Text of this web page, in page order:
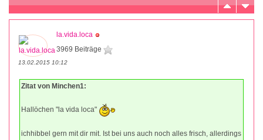
la.vida.loca
3969 Beiträge
13.02.2015 10:12
Zitat von Minchen1:
Hallöchen "la vida loca"
ichhibbel gern mit dir mit. Ist bei uns auch noch alles frisch, allerdings